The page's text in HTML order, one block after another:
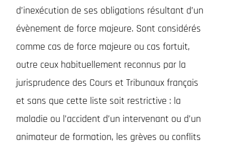
d’inexécution de ses obligations résultant d’un
évènement de force majeure. Sont considérés
comme cas de force majeure ou cas fortuit,
outre ceux habituellement reconnus par la
jurisprudence des Cours et Tribunaux français
et sans que cette liste soit restrictive : la
maladie ou l’accident d’un intervenant ou d’un
animateur de formation, les grèves ou conflits